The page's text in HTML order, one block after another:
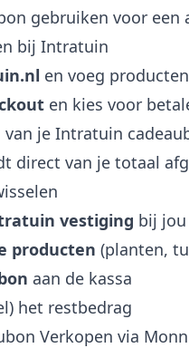
gebruiken voor
bij Intratuin
en voeg
en kies voor
van je Intratuin
direct van je totaal
vestiging bij
producten (planten,
aan de kassa
het restbedrag
Verkopen via